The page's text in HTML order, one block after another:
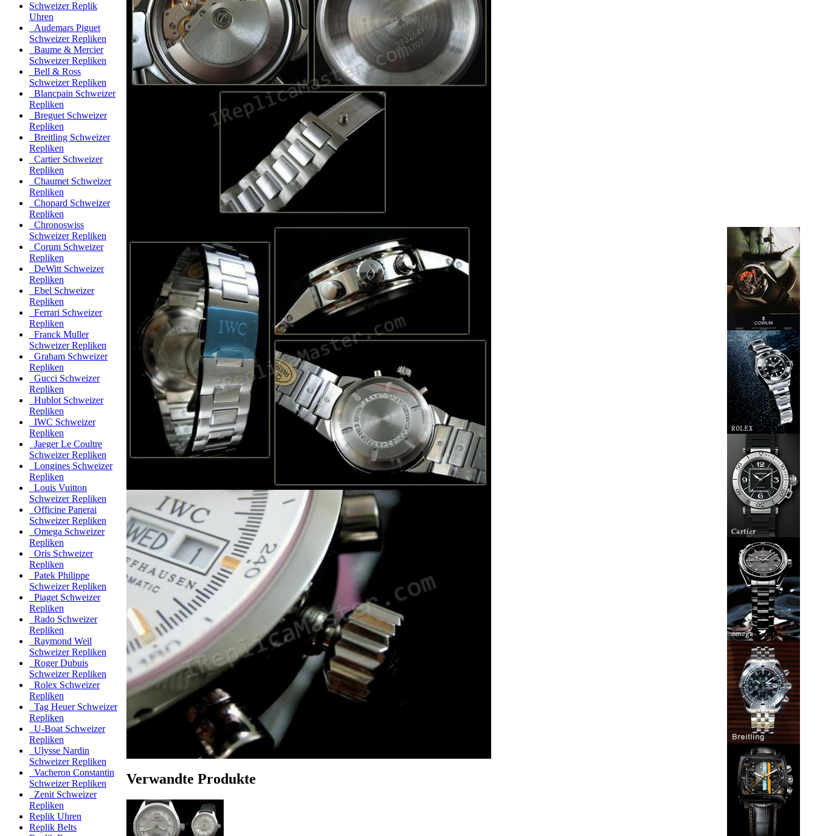
Schweizer Replik
Uhren
Audemars Piguet
Schweizer Repliken
Baume & Mercier
Schweizer Repliken
Bell & Ross
Schweizer Repliken
Blancpain Schweizer
Repliken
Breguet Schweizer
Repliken
Breitling Schweizer
Repliken
Cartier Schweizer
Repliken
Chaumet Schweizer
Repliken
Chopard Schweizer
Repliken
Chronoswiss
Schweizer Repliken
Corum Schweizer
Repliken
DeWitt Schweizer
Repliken
Ebel Schweizer
Repliken
Ferrari Schweizer
Repliken
Franck Muller
Schweizer Repliken
Graham Schweizer
Repliken
Gucci Schweizer
Repliken
Hublot Schweizer
Repliken
IWC Schweizer
Repliken
Jaeger Le Coultre
Schweizer Repliken
Longines Schweizer
Repliken
Louis Vuitton
Schweizer Repliken
Officine Panerai
Schweizer Repliken
Omega Schweizer
Repliken
Oris Schweizer
Repliken
Patek Philippe
Schweizer Repliken
Piaget Schweizer
Repliken
Rado Schweizer
Repliken
Raymond Weil
Schweizer Repliken
Roger Dubuis
Schweizer Repliken
Rolex Schweizer
Repliken
Tag Heuer Schweizer
Repliken
U-Boat Schweizer
Repliken
Ulysse Nardin
Schweizer Repliken
Vacheron Constantin
Schweizer Repliken
Zenit Schweizer
Repliken
Replik Uhren
Replik Belts
Verwandte Produkte